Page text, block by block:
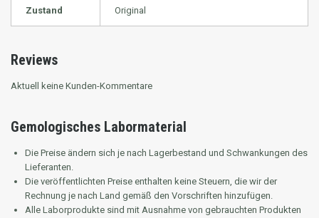
Zustand Original
Reviews
Aktuell keine Kunden-Kommentare
Gemologisches Labormaterial
Die Preise ändern sich je nach Lagerbestand und Schwankungen des
Lieferanten.
Die veröffentlichten Preise enthalten keine Steuern, die wir der
Rechnung je nach Land gemäß den Vorschriften hinzufügen.
Alle Laborprodukte sind mit Ausnahme von gebrauchten Produkten